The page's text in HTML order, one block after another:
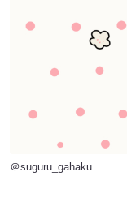
＠suguru_gahaku